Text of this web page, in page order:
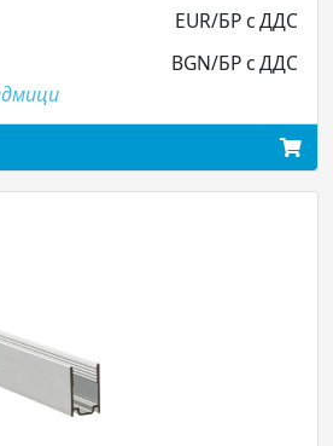
EUR/БР с ДДС
BGN/БР с ДДС
79.30
155.09